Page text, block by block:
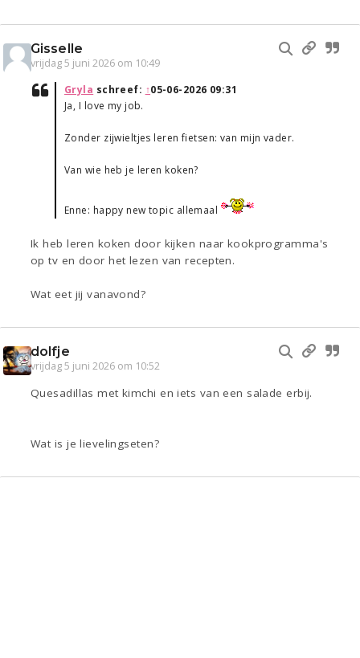
Gisselle
vrijdag 5 juni 2026 om 10:49
Gryla schreef: ↑05-06-2026 09:31
Ja, I love my job.
Zonder zijwieltjes leren fietsen: van mijn vader.
Van wie heb je leren koken?
Enne: happy new topic allemaal
Ik heb leren koken door kijken naar kookprogramma's
op tv en door het lezen van recepten.
Wat eet jij vanavond?
dolfje
vrijdag 5 juni 2026 om 10:52
Quesadillas met kimchi en iets van een salade erbij.
Wat is je lievelingseten?